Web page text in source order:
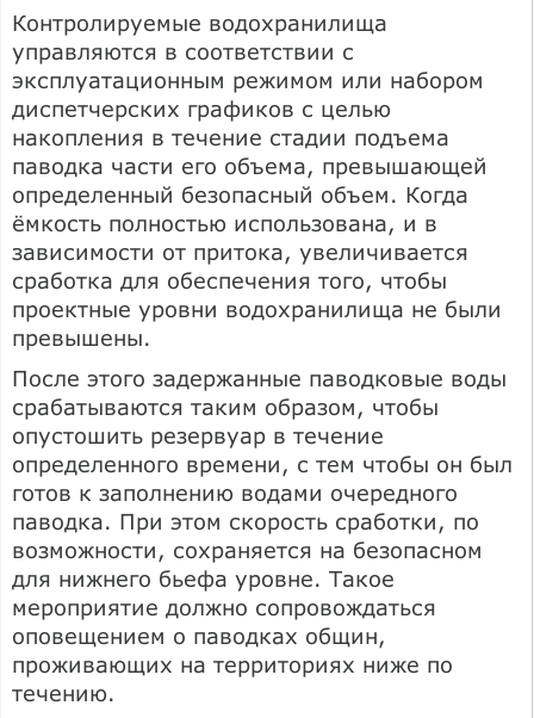
Контролируемые водохранилища
управляются в соответствии с
эксплуатационным режимом или набором
диспетчерских графиков с целью
накопления в течение стадии подъема
паводка части его объема, превышающей
определенный безопасный объем. Когда
ёмкость полностью использована, и в
зависимости от притока, увеличивается
сработка для обеспечения того, чтобы
проектные уровни водохранилища не были
превышены.
После этого задержанные паводковые воды
срабатываются таким образом, чтобы
опустошить резервуар в течение
определенного времени, с тем чтобы он был
готов к заполнению водами очередного
паводка. При этом скорость сработки, по
возможности, сохраняется на безопасном
для нижнего бьефа уровне. Такое
мероприятие должно сопровождаться
оповещением о паводках общин,
проживающих на территориях ниже по
течению.